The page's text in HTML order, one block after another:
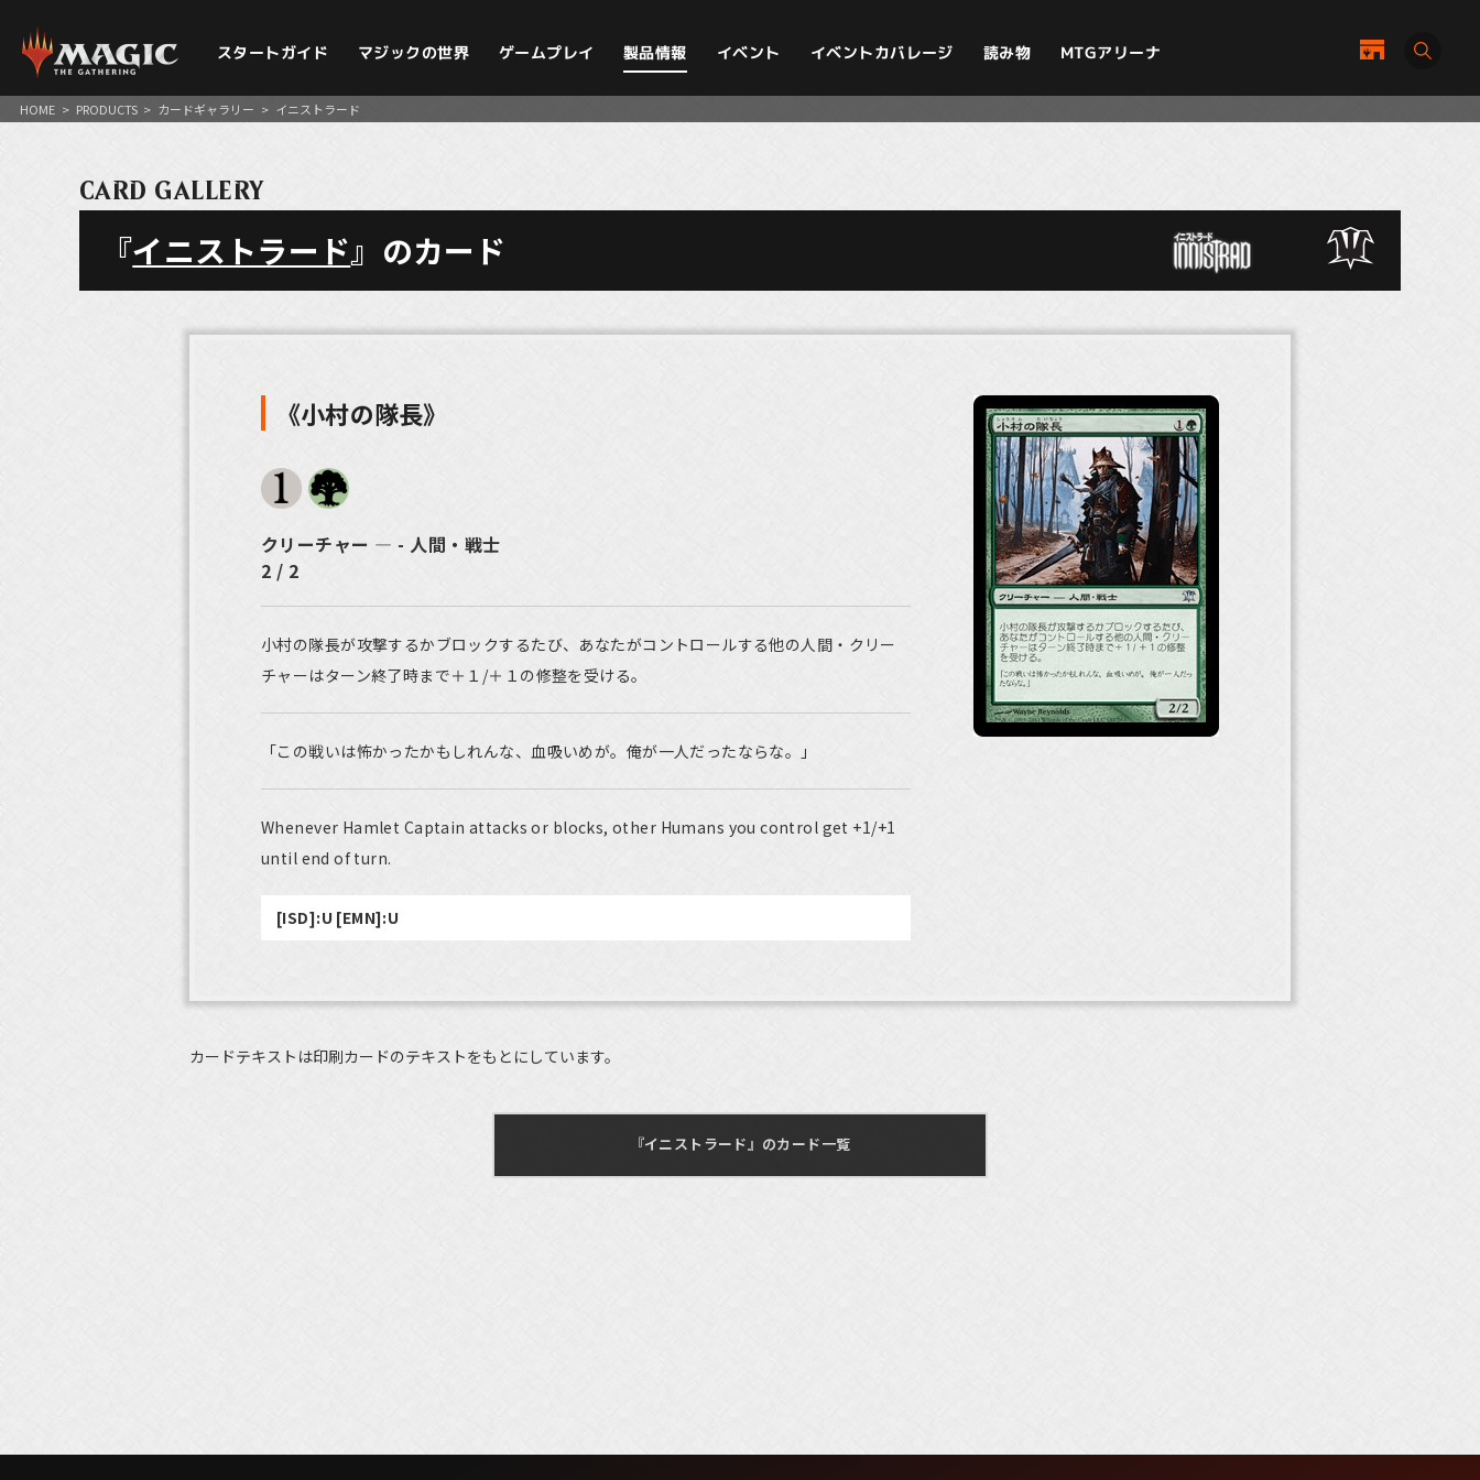
スタートガイド マジックの世界 ゲームプレイ 製品情報 イベント イベントカバレージ 読み物 MTGアリーナ
HOME > PRODUCTS > カードギャラリー > イニストラード
CARD GALLERY
『イニストラード』のカード
《小村の隊長》
クリーチャー ― - 人間・戦士
2 / 2
小村の隊長が攻撃するかブロックするたび、あなたがコントロールする他の人間・クリー
チャーはターン終了時まで＋１/＋１の修整を受ける。
「この戦いは怖かったかもしれんな、血吸いめが。俺が一人だったならな。」
Whenever Hamlet Captain attacks or blocks, other Humans you control get +1/+1
until end of turn.
[ISD]:U [EMN]:U
カードテキストは印刷カードのテキストをもとにしています。
『イニストラード』のカード一覧